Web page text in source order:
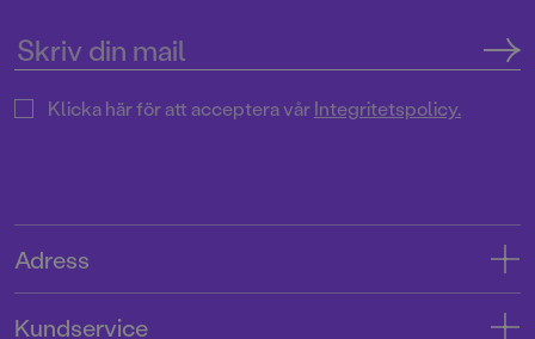
Klicka här för att acceptera vårIntegritetspolicy.
Adress
Kundservice